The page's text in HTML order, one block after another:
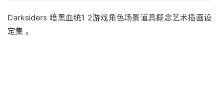
Darksiders 暗黑血统1 2游戏角色场景道具概念艺术插画设
定集 。